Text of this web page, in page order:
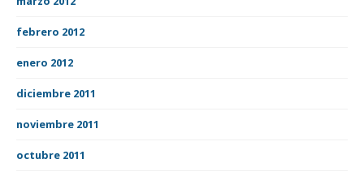
febrero 2012
enero 2012
diciembre 2011
noviembre 2011
octubre 2011